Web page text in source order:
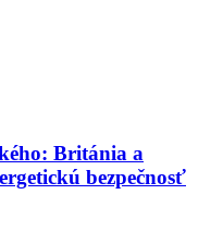
Británia a
bezpečnosť